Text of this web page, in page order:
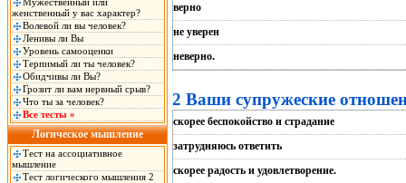
женственный у вас характер?
Волевой ли вы человек?
Ленивы ли Вы
Уровень самооценки
Терпимый ли ты человек?
Обидчивы ли Вы?
Грозит ли вам нервный срыв?
Что ты за человек?
Все тесты »
Логическое мышление
Тест на ассоциативное
мышление
Тест логического мышления 2
верно
не уверен
неверно.
2 Ваши супружеские
скорее беспокойство и страдание
затрудняюсь ответить
скорее радость и удовлетворение.